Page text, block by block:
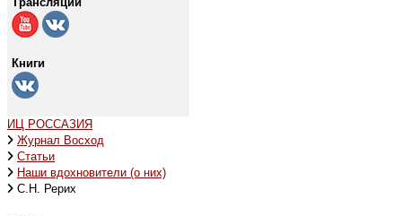
Книги
ИЦ РОССАЗИЯ
Журнал Восход
Статьи
Наши вдохновители (о них)
С.Н. Рерих